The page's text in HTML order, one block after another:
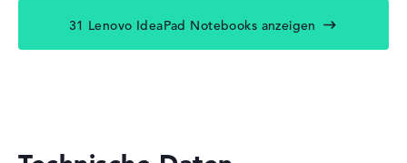
31 Lenovo IdeaPad Notebooks anzeigen